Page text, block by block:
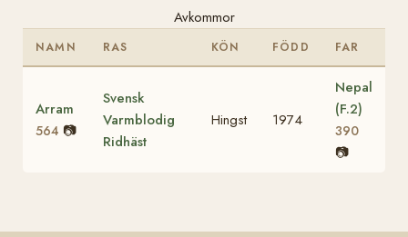
Avkommor
NAMN RAS KÖN FÖDD FAR
Arram
564 📷
Svensk
Varmblodig
Ridhäst
Hingst 1974
Nepal
(F.2)
390
📷